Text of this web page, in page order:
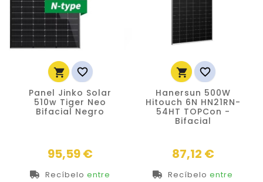
 
Panel Jinko Solar
510w Tiger Neo
Bifacial Negro
95,59 €
Recíbelo entre
 
Hanersun 500W
Hitouch 6N HN21RN-
54HT TOPCon -
Bifacial
87,12 €
Recíbelo entre